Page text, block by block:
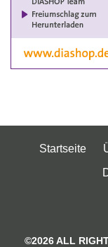
Startseite
©2026 ALL